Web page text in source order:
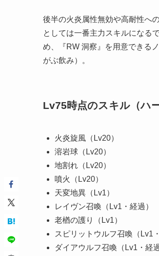
後半の火炎属性無効や高耐性へ
としては一番主力スキルになる
め、『RW 洞察』を用意できる
がぶ飲み）。
Lv75時点のスキル（ハ
火炎旋風（Lv20）
溶岩球（Lv20）
地割れ（Lv20）
噴火（Lv20）
天変地異（Lv1）
レイヴン召喚（Lv1・経過）
老楢の護り（Lv1）
スピリットウルフ召喚（Lv1
ダイアウルフ召喚（Lv1・経過